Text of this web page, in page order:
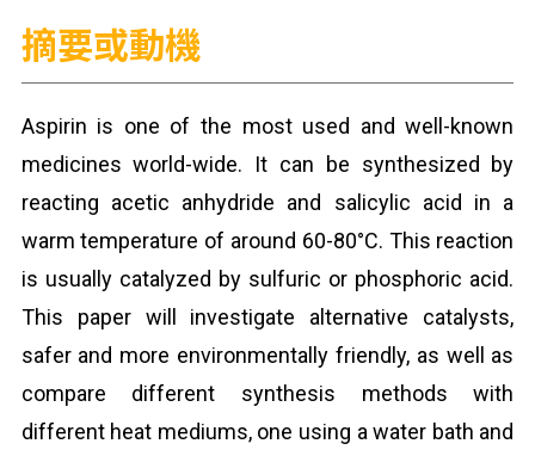
摘要或動機
Aspirin is one of the most used and well-known
medicines world-wide. It can be synthesized by
reacting acetic anhydride and salicylic acid in a
warm temperature of around 60-80°C. This reaction
is usually catalyzed by sulfuric or phosphoric acid.
This paper will investigate alternative catalysts,
safer and more environmentally friendly, as well as
compare different synthesis methods with
different heat mediums, one using a water bath and